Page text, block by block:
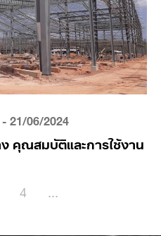
- 21/06/2024
ง คุณสมบัติและการใช้งาน
4 ...